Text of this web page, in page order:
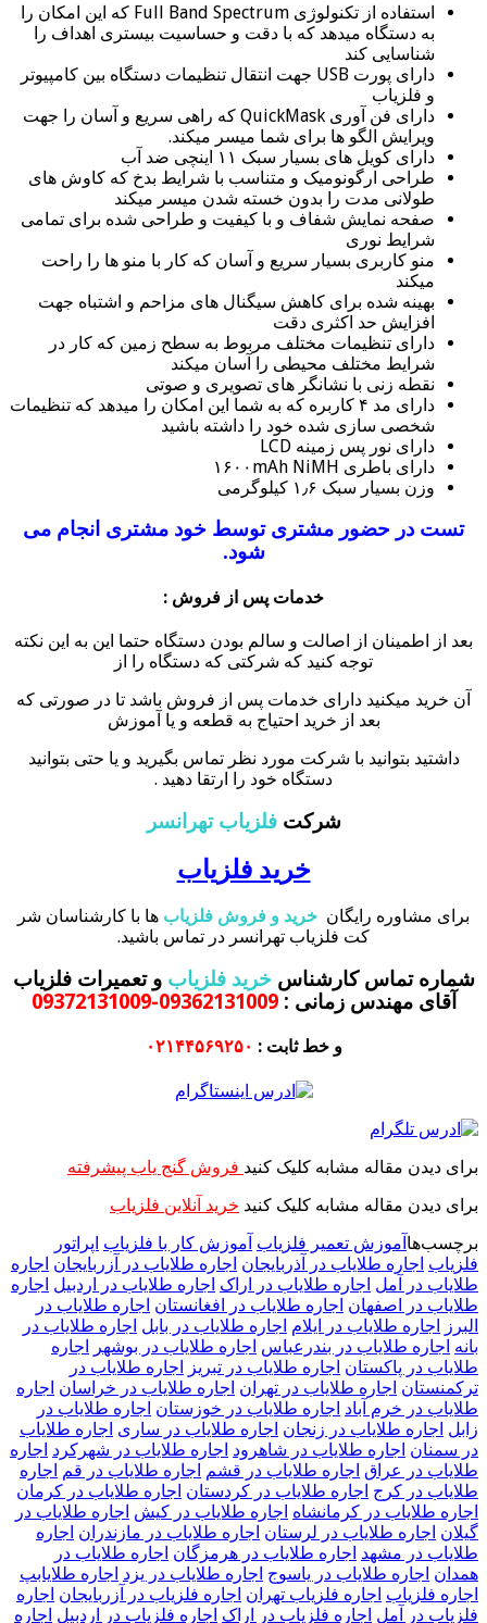
استفاده از تکنولوژی Full Band Spectrum که این امکان را
به دستگاه میدهد که با دقت و حساسیت بیستری اهداف را
شناسایی کند
دارای پورت USB جهت انتقال تنظیمات دستگاه بین کامپیوتر
و فلزیاب
دارای فن آوری QuickMask که راهی سریع و آسان را جهت
ویرایش الگو ها برای شما میسر میکند.
دارای کویل های بسیار سبک ۱۱ اینچی ضد آب
طراحی ارگونومیک و متناسب با شرایط بدخ که کاوش های
طولانی مدت را بدون خسته شدن میسر میکند
صفحه نمایش شفاف و با کیفیت و طراحی شده برای تمامی
شرایط نوری
منو کاربری بسیار سریع و آسان که کار با منو ها را راحت
میکند
بهینه شده برای کاهش سیگنال های مزاحم و اشتباه جهت
افزایش حد اکثری دقت
دارای تنظیمات مختلف مربوط به سطح زمین که کار در
شرایط مختلف محیطی را آسان میکند
نقطه زنی با نشانگر های تصویری و صوتی
دارای مد ۴ کاربره که به شما این امکان را میدهد که تنظیمات
شخصی سازی شده خود را داشته باشید
دارای نور پس زمینه LCD
دارای باطری ۱۶۰۰mAh NiMH
وزن بسیار سبک ۱٫۶ کیلوگرمی
تست در حضور مشتری توسط خود مشتری انجام می
شود.
خدمات پس از فروش :
بعد از اطمینان از اصالت و سالم بودن دستگاه حتما این به این نکته
توجه کنید که شرکتی که دستگاه را از
آن خرید میکنید دارای خدمات پس از فروش باشد تا در صورتی که
بعد از خرید احتیاج به قطعه و یا آموزش
داشتید بتوانید با شرکت مورد نظر تماس بگیرید و یا حتی بتوانید
دستگاه خود را ارتقا دهید .
شرکتفلزیاب تهرانسر
خرید فلزیاب
برای مشاوره رایگان خرید و فروش فلزیاب ها با کارشناسان شر
کت فلزیاب تهرانسر در تماس باشید.
شماره تماس کارشناس خرید فلزیاب و تعمیرات فلزیاب
آقای مهندس زمانی :
09362131009-09372131009
و خط ثابت : ۰۲۱۴۴۵۶۹۲۵۰
برای دیدن مقاله مشابه کلیک کنید فروش گنج یاب پیشرفته
برای دیدن مقاله مشابه کلیک کنید خرید آنلاین فلزیاب
برچسب‌هاآموزش تعمیر فلزیاب آموزش کار با فلزیاب اپراتور
فلزیاب اجاره طلایاب در آذربایجان اجاره طلایاب در آزربایجان اجاره
طلایاب در آمل اجاره طلایاب در اراک اجاره طلایاب در اردبیل اجاره
طلایاب در اصفهان اجاره طلایاب در افغانستان اجاره طلایاب در
البرز اجاره طلایاب در ایلام اجاره طلایاب در بابل اجاره طلایاب در
بانه اجاره طلایاب در بندرعباس اجاره طلایاب در بوشهر اجاره
طلایاب در پاکستان اجاره طلایاب در تبریز اجاره طلایاب در
ترکمنستان اجاره طلایاب در تهران اجاره طلایاب در خراسان اجاره
طلایاب در خرم آباد اجاره طلایاب در خوزستان اجاره طلایاب در
زابل اجاره طلایاب در زنجان اجاره طلایاب در ساری اجاره طلایاب
در سمنان اجاره طلایاب در شاهرود اجاره طلایاب در شهرکرد اجاره
طلایاب در عراق اجاره طلایاب در قشم اجاره طلایاب در قم اجاره
طلایاب در کرج اجاره طلایاب در کردستان اجاره طلایاب در کرمان
اجاره طلایاب در کرمانشاه اجاره طلایاب در کیش اجاره طلایاب در
گیلان اجاره طلایاب در لرستان اجاره طلایاب در مازندران اجاره
طلایاب در مشهد اجاره طلایاب در هرمزگان اجاره طلایاب در
همدان اجاره طلایاب در یاسوج اجاره طلایاب در یزد اجاره طلایابپ
اجاره فلزیاب اجاره فلزیاب تهران اجاره فلزیاب در آزربایجان اجاره
فلزیاب در آمل اجاره فلزیاب در اراک اجاره فلزیاب در اردبیل اجاره